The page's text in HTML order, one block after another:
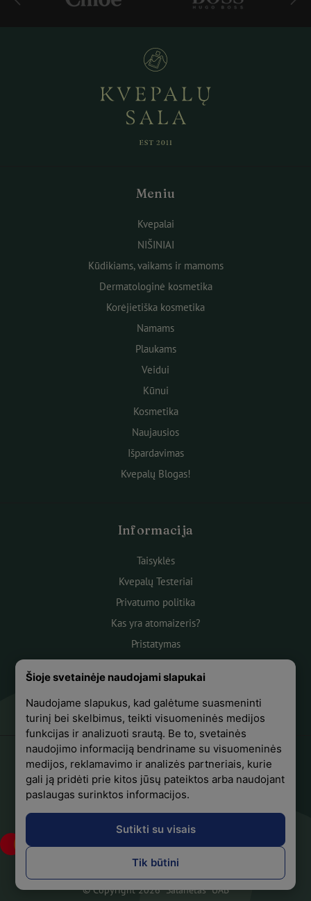
Meniu
Kvepalai
NIŠINIAI
Kūdikiams, vaikams ir mamoms
Dermatologinė kosmetika
Korėjietiška kosmetika
Namams
Plaukams
Veidui
Kūnui
Kosmetika
Naujausios
Išpardavimas
Kvepalų Blogas!
Informacija
Taisyklės
Kvepalų Testeriai
Privatumo politika
Kas yra atomaizeris?
Pristatymas
Apie mus
Atsiliepimai
+370 618 44441
Sekite mus Facebook
© Copyright 2026 "Salanetas" UAB
Šioje svetainėje naudojami slapukai
Naudojame slapukus, kad galėtume suasmeninti
turinį bei skelbimus, teikti visuomeninės medijos
funkcijas ir analizuoti srautą. Be to, svetainės
naudojimo informaciją bendriname su visuomeninės
medijos, reklamavimo ir analizės partneriais, kurie
gali ją pridėti prie kitos jūsų pateiktos arba naudojant
paslaugas surinktos informacijos.
Sutikti su visais
Tik būtini